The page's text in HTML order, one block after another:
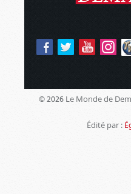
© 2026 Le Monde de
Édité par :